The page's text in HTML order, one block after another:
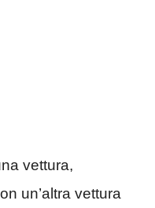
vettura,
un’altra vettura